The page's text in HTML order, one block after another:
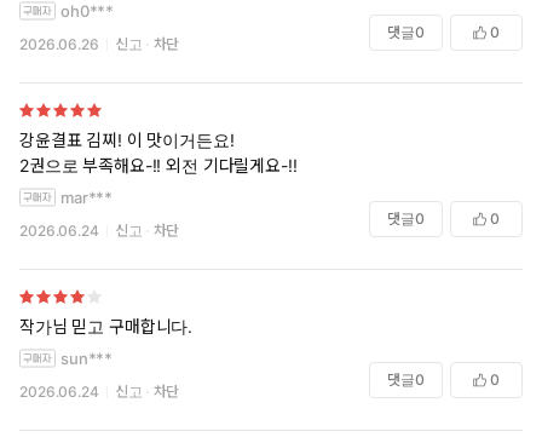
oh0***
2026.06.26 신고 차단
댓글0 0
강윤결표 김찌! 이 맛이거든요!
2권으로 부족해요-!! 외전 기다릴게요-!!
mar***
2026.06.24 신고 차단
댓글0 0
작가님 믿고 구매합니다.
sun***
2026.06.24 신고 차단
댓글0 0